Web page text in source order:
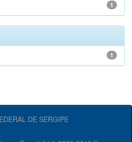
1
1
DE SERGIPE